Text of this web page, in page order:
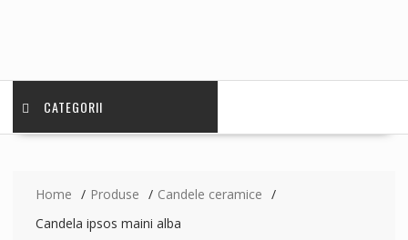
CATEGORII
Home Produse
Candele ceramice
Candela ipsos maini alba